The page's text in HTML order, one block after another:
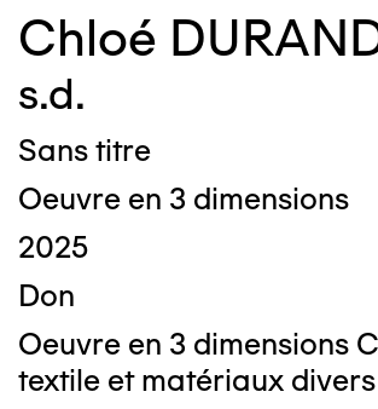
Chloé
s.d.
Sans titre
Oeuvre en 3 dimensions
2025
Don
Oeuvre en 3 dimensions
textile et matériaux divers